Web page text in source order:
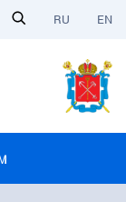
EN
RU